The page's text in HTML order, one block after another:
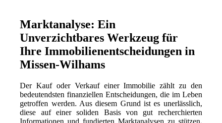
Marktanalyse: Ein
Unverzichtbares Werkzeug für
Ihre Immobilienentscheidungen in
Missen-Wilhams
Der Kauf oder Verkauf einer Immobilie zählt zu den
bedeutendsten finanziellen Entscheidungen, die im Leben
getroffen werden. Aus diesem Grund ist es unerlässlich,
diese auf einer soliden Basis von gut recherchierten
Informationen und fundierten Marktanalysen zu stützen.